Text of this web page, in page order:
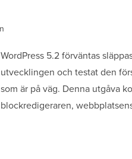
WordPress 5.2 förväntas
utvecklingen och testat den
som är på väg. Denna utgåva
blockredigeraren,